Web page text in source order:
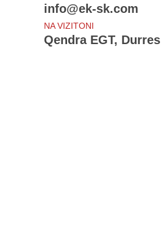
info@ek-sk.com
NA VIZITONI
Qendra EGT, Durres